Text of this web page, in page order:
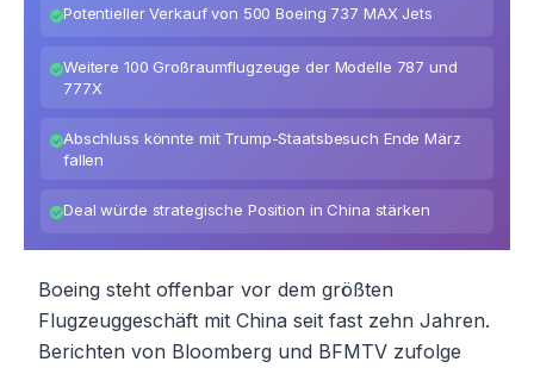
Potentieller Verkauf von 500 Boeing 737 MAX Jets
Weitere 100 Großraumflugzeuge der Modelle 787 und
777X
Abschluss könnte mit Trump-Staatsbesuch Ende März
fallen
Deal würde strategische Position in China stärken
Boeing steht offenbar vor dem größten
Flugzeuggeschäft mit China seit fast zehn Jahren.
Berichten von Bloomberg und BFMTV zufolge